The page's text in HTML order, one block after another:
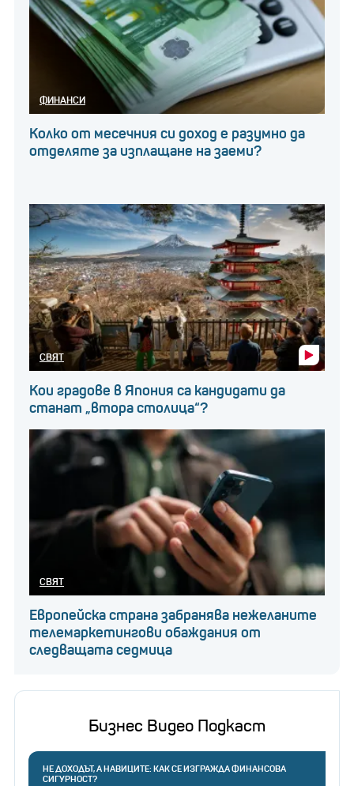
ФИНАНСИ
Колко от месечния си доход е разумно да
отделяте за изплащане на заеми?
СВЯТ
Кои градове в Япония са кандидати да
станат „втора столица“?
СВЯТ
Европейска страна забранява нежеланите
телемаркетингови обаждания от
следващата седмица
Бизнес Видео Подкаст
НЕ ДОХОДЪТ, А НАВИЦИТЕ: КАК СЕ ИЗГРАЖДА ФИНАНСОВА
СИГУРНОСТ?